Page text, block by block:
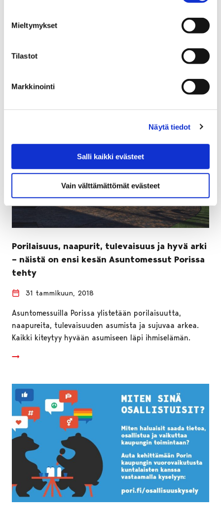
Mieltymykset
Tilastot
Markkinointi
Näytä tiedot
Salli kaikki evästeet
Vain välttämättömät evästeet
Porissa Karjarannantiellä otettiin käyttöön Suomen
ajoneuvojen tunnistuksessa käytetään edistyksellistä
Porilaisuus, naapurit, tulevaisuus ja hyvä arki
– näistä on ensi kesän Asuntomessut Porissa
tehty
31 tammikuun, 2018
Asuntomessuilla Porissa ylistetään porilaisuutta,
naapureita, tulevaisuuden asumista ja sujuvaa arkea.
Kaikki kiteytyy hyvään asumiseen läpi ihmiselämän.